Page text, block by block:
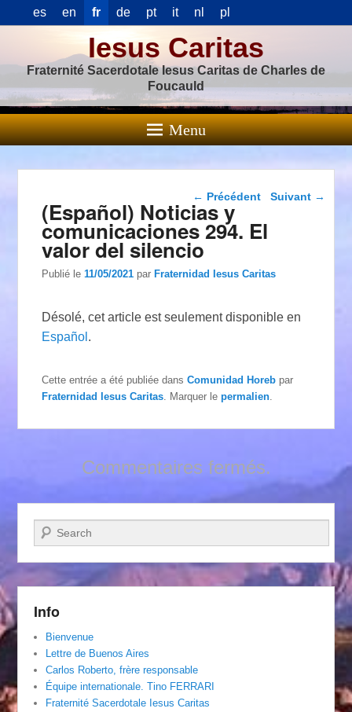
es en fr de pt it nl pl
Iesus Caritas
Fraternité Sacerdotale Iesus Caritas de Charles de
Foucauld
Menu
Navigation dans les
← Précédent Suivant →
(Español) Noticias y
comunicaciones 294. El
valor del silencio
Publié le11/05/2021 parFraternidad Iesus Caritas
Désolé, cet article est seulement disponible en
Español .
Cette entrée a été publiée dansComunidad Horeb par
Fraternidad Iesus Caritas . Marquer lepermalien
Commentaires fermés.
Recherche
Info
Bienvenue
Lettre de Buenos Aires
Carlos Roberto, frère responsable
Équipe internationale. Tino FERRARI
Fraternité Sacerdotale Iesus Caritas